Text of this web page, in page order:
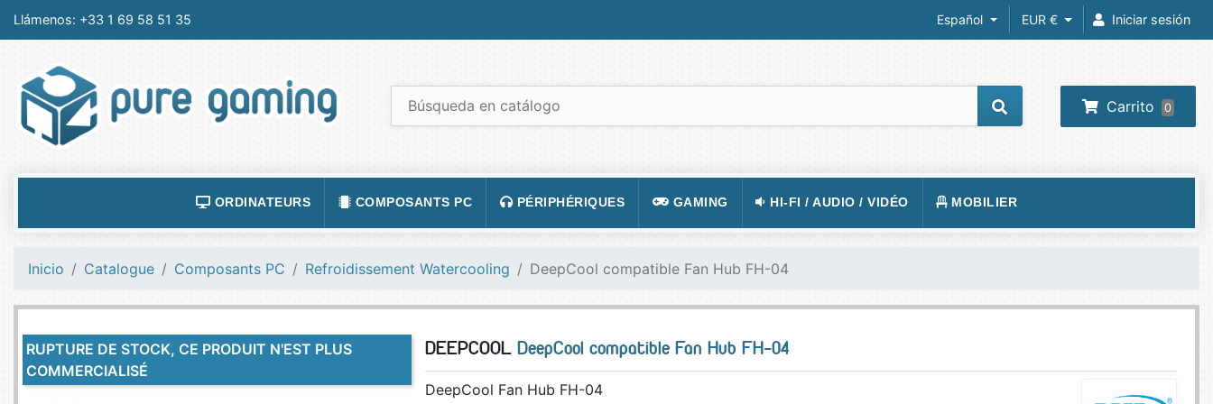
Llámenos: +33 1 69 58 51 35 Español EUR € Iniciar sesión
Carrito 0
ORDINATEURS
ACCESSOIRES ORDINATEURS PORTABLES
LOGICIELS
TABLETTES
COMPOSANTS PC
ALIMENTATION
CARTE MÈRE
CARTE SON
PÉRIPHÉRIQUES
CLAVIER
TAPIS DE SOURIS
ÉCRAN
GAMING
CONSOLE
FIGURINES JEU
HI-FI / AUDIO / VIDÉO
APPAREIL PHOTO
VIDÉO-PROJECTEUR
MOBILIER
Inicio Catalogue Composants PC Refroidissement Watercooling DeepCool compatible Fan Hub FH-04
RUPTURE DE STOCK, CE PRODUIT N'EST PLUS
COMMERCIALISÉ
DEEPCOOL DeepCool compatible Fan Hub FH-04
DeepCool Fan Hub FH-04